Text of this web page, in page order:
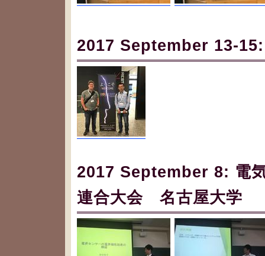
2017 September 13-
2017 September 8: 電
連合大会 名古屋大学